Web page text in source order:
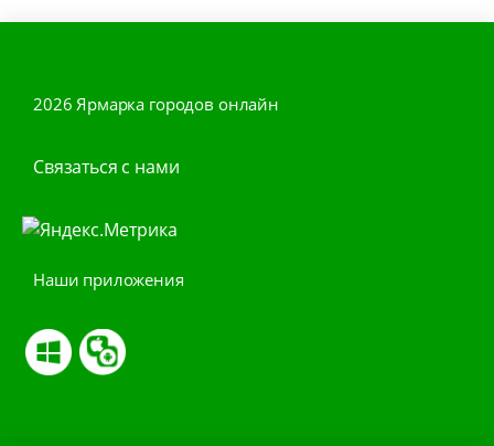
2026 Ярмарка городов онлайн
Связаться с нами
Наши приложения